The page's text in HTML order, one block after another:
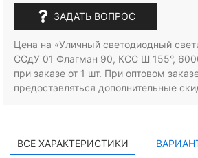
ЗАДАТЬ ВОПРОС
Цена на «Уличный светодиодный
ССдУ 01 Флагман 90, КСС Ш 155°,
при заказе от 1 шт. При оптовом
предоставляться дополнительные
ВСЕ ХАРАКТЕРИСТИКИ